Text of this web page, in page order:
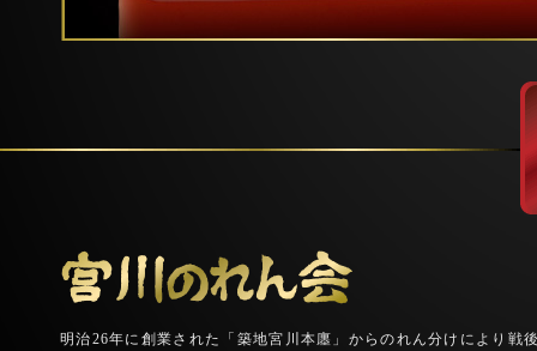
明治26年に創業された「築地宮川本廛」からのれん分けにより戦